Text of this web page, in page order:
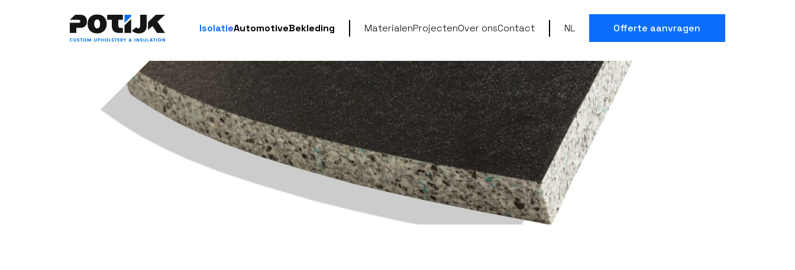
IsolatieAutomotiveBekleding MaterialenProjectenOver onsContact NL Offerte aanvragen